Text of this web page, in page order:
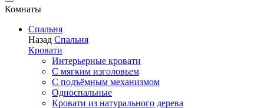
Комнаты
Спальня
Назад Спальня
Кровати
Интерьерные кровати
С мягким изголовьем
С подъёмным механизмом
Односпальные
Кровати из натурального дерева